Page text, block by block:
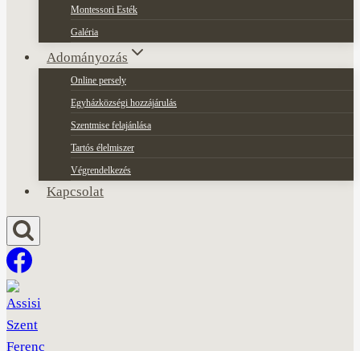
Montessori Esték
Galéria
Adományozás
Online persely
Egyházközségi hozzájárulás
Szentmise felajánlása
Tartós élelmiszer
Végrendelkezés
Kapcsolat